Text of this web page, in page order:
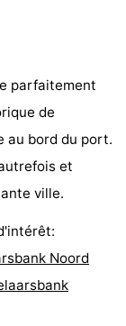
parfaitement
de
au bord du port.
et
ville.
Noord